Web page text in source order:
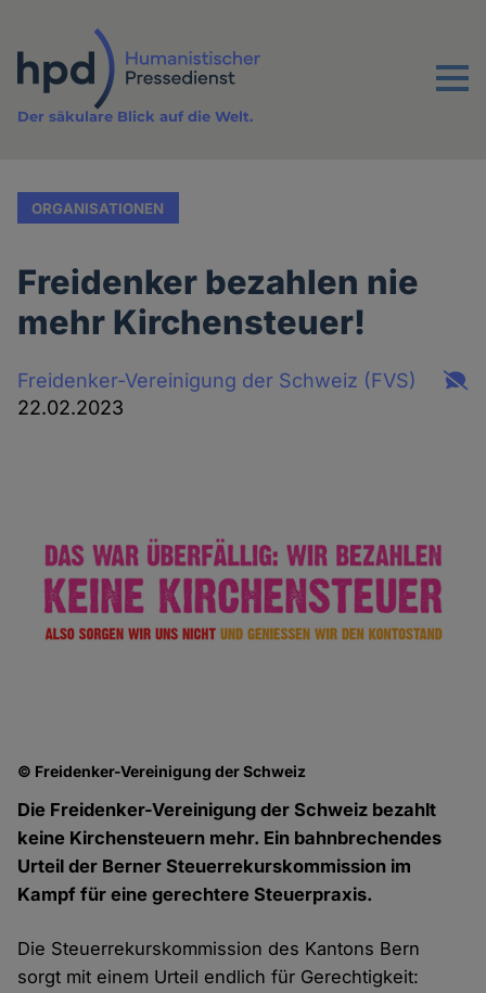
Inhalt
Menu
Der säkulare Blick auf die Welt.
ORGANISATIONEN
Freidenker bezahlen nie
mehr Kirchensteuer!
Freidenker-Vereinigung der Schweiz (FVS)
22.02.2023
© Freidenker-Vereinigung der Schweiz
Die Freidenker-Vereinigung der Schweiz bezahlt
keine Kirchensteuern mehr. Ein bahnbrechendes
Urteil der Berner Steuerrekurskommission im
Kampf für eine gerechtere Steuerpraxis.
Die Steuerrekurskommission des Kantons Bern
sorgt mit einem Urteil endlich für Gerechtigkeit: